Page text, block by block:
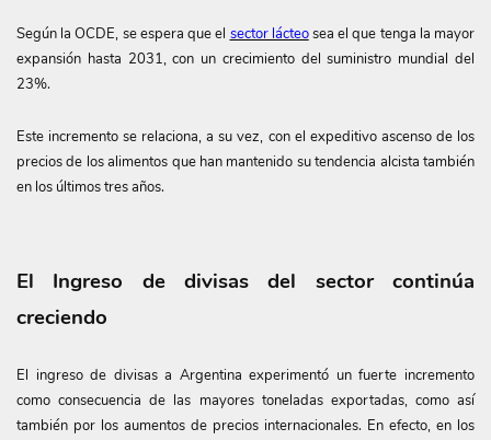
Según la OCDE, se espera que el sector lácteosea el que tenga la mayor
expansión hasta 2031, con un crecimiento del suministro mundial del
23%.
Este incremento se relaciona, a su vez, con el expeditivo ascenso de los
precios de los alimentos que han mantenido su tendencia alcista también
en los últimos tres años.
El Ingreso de divisas del sector continúa
creciendo
El ingreso de divisas a Argentina experimentó un fuerte incremento
como consecuencia de las mayores toneladas exportadas, como así
también por los aumentos de precios internacionales. En efecto, en los